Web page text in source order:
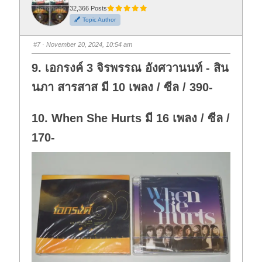
t
h
u
m
d
o
n
t
h
u
m
u
p
32,366 Posts
Topic Author
#7· November 20, 2024, 10:54 am
9. เอกรงค์ 3 จิรพรรณ อังศวานนท์ - สิน
นภา สารสาส มี 10 เพลง / ซีล / 390-
10. When She Hurts มี 16 เพลง / ซีล /
170-